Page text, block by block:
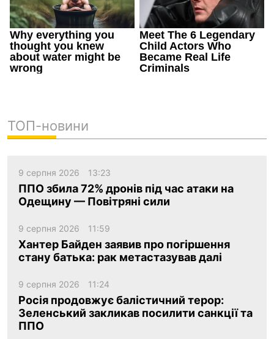
ТОП-новини
9 серпня 2026 13:23
ППО збила 72% дронів під час атаки на
Одещину — Повітряні сили
9 серпня 2026 11:59
Хантер Байден заявив про погіршення
стану батька: рак метастазував далі
9 серпня 2026 11:24
Росія продовжує балістичний терор:
Зеленський закликав посилити санкції та
ППО